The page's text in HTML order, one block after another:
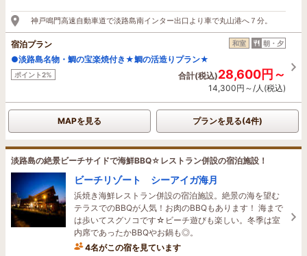
19分前に予約されました
神戸鳴門高速自動車道で淡路島南インター出口より車で丸山港へ７分。
宿泊プラン 和室 朝・夕
●淡路島名物・鯛の宝楽焼付き★鯛の活造りプラン★
ポイント2% 合計(税込)28,600円～
14,300円～/人(税込)
MAPを見る プランを見る(4件)
淡路島の絶景ビーチサイドで海鮮BBQ☆レストラン併設の宿泊施設！
ビーチリゾート シーアイガ海月
浜焼き海鮮レストラン併設の宿泊施設。絶景の海を望む
テラスでのBBQが人気！お肉のBBQもあります！ 海まで
は歩いてスグソコです☆ビーチ遊びも楽しい。冬季は室
内席であったかBBQやお鍋も◎。
4名がこの宿を見ています